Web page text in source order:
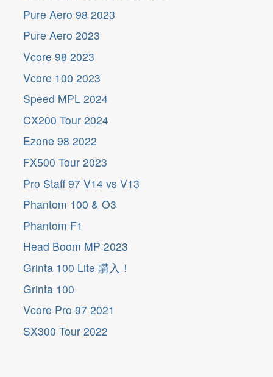
Pure Aero 98 2023
Pure Aero 2023
Vcore 98 2023
Vcore 100 2023
Speed MPL 2024
CX200 Tour 2024
Ezone 98 2022
FX500 Tour 2023
Pro Staff 97 V14 vs V13
Phantom 100 & O3
Phantom F1
Head Boom MP 2023
Grinta 100 Lite 購入！
Grinta 100
Vcore Pro 97 2021
SX300 Tour 2022